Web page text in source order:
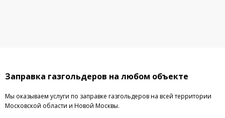
Заправка газгольдеров на любом объекте
Мы оказываем услуги по заправке газгольдеров на всей территории
Московской области и Новой Москвы.